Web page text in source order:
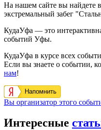
На нашем сайте вы
экстремальный забег
КудаУфа — это
событий Уфы.
КудаУфа в курсе всех
Если вы знаете о событии,
нам!
Напомнить
Вы организатор этого
Интересные